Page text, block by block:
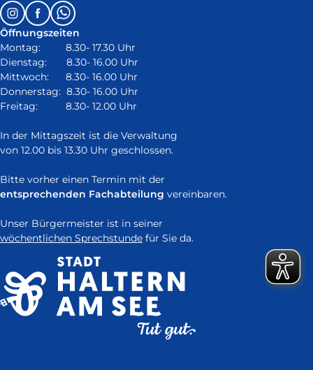
in
neuem
Fenster)
Follow
us
on:
InstagramFacebookWhatsapp
Öffnungszeiten
Montag: 8.30- 17.30 Uhr
Dienstag: 8.30- 16.00 Uhr
Mittwoch: 8.30- 16.00 Uhr
Donnerstag: 8.30- 16.00 Uhr
Freitag: 8.30- 12.00 Uhr
In der Mittagszeit ist die Verwaltung
von 12.00 bis 13.30 Uhr geschlossen.
Bitte vorher einen Termin mit der
entsprechenden Fachabteilung vereinbaren.
Unser Bürgermeister ist in seiner
wöchentlichen Sprechstunde für Sie da.